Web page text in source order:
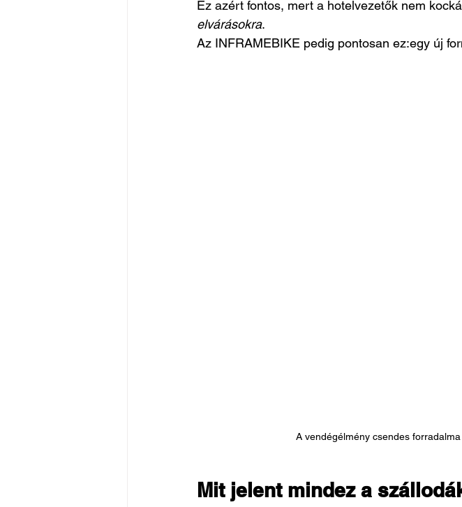
Ez azért fontos, mert a hotelvezetők nem
elvárásokra.
Az INFRAMEBIKE pedig pontosan ez:egy új
A vendégélmény csendes
Mit jelent mindez a